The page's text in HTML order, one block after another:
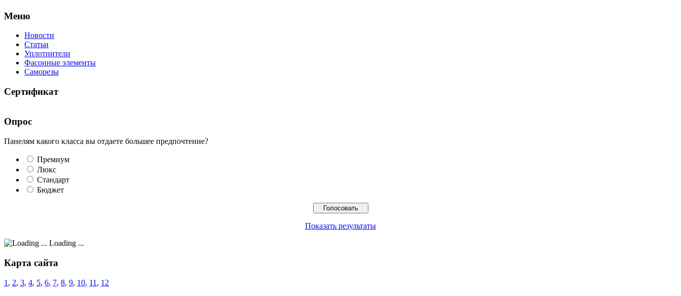
Меню
Новости
Статьи
Уплотнители
Фасонные элементы
Саморезы
Сертификат
Опрос
Панелям какого класса вы отдаете большее предпочтение?
Премиум
Люкс
Стандарт
Бюджет
Показать результаты
Loading ...
Карта сайта
1 , 2, 3, 4, 5, 6, 7, 8, 9, 10, 11 , 12